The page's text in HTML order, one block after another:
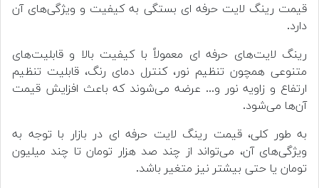
قیمت رینگ لایت حرفه ای بستگی به کیفیت و ویژگی‌های آن
دارد.
رینگ لایت‌های حرفه ای معمولاً با کیفیت بالا و قابلیت‌های
متنوعی همچون تنظیم نور، کنترل دمای رنگ، قابلیت تنظیم
ارتفاع و زاویه نور و... عرضه می‌شوند که باعث افزایش قیمت
آن‌ها می‌شود.
به طور کلی، قیمت رینگ لایت حرفه ای در بازار با توجه به
ویژگی‌های آن، می‌تواند از چند صد هزار تومان تا چند میلیون
تومان یا حتی بیشتر نیز متغیر باشد.